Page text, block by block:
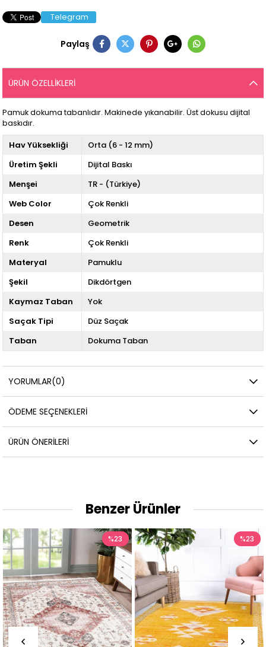
Telegram
Paylaş
ÜRÜN ÖZELLIKLERI
Pamuk dokuma tabanlıdır. Makinede yıkanabilir. Üst dokusu dijital
baskıdır.
Hav Yüksekliği
Orta (6 - 12 mm)
Üretim Şekli
Dijital Baskı
Menşei
TR - (Türkiye)
Web Color
Çok Renkli
Desen
Geometrik
Renk
Çok Renkli
Materyal
Pamuklu
Şekil
Dikdörtgen
Kaymaz Taban
Yok
Saçak Tipi
Düz Saçak
Taban
Dokuma Taban
YORUMLAR(0)
ÖDEME SEÇENEKLERI
ÜRÜN ÖNERILERI
Benzer Ürünler
%23